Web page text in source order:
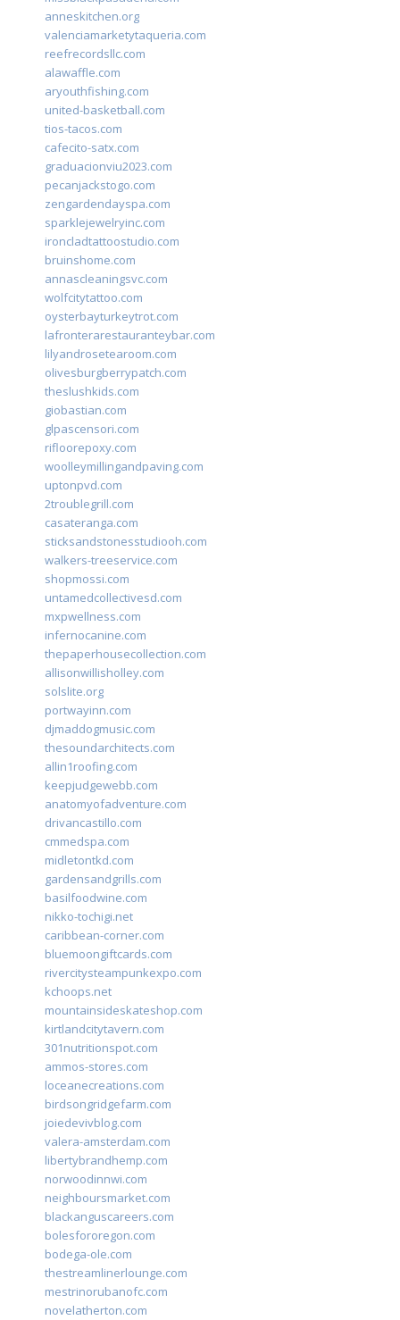
anneskitchen.org
valenciamarketytaqueria.com
reefrecordsllc.com
alawaffle.com
aryouthfishing.com
united-basketball.com
tios-tacos.com
cafecito-satx.com
graduacionviu2023.com
pecanjackstogo.com
zengardendayspa.com
sparklejewelryinc.com
ironcladtattoostudio.com
bruinshome.com
annascleaningsvc.com
wolfcitytattoo.com
oysterbayturkeytrot.com
lafronterarestauranteybar.com
lilyandrosetearoom.com
olivesburgberrypatch.com
theslushkids.com
giobastian.com
glpascensori.com
rifloorepoxy.com
woolleymillingandpaving.com
uptonpvd.com
2troublegrill.com
casateranga.com
sticksandstonesstudiooh.com
walkers-treeservice.com
shopmossi.com
untamedcollectivesd.com
mxpwellness.com
infernocanine.com
thepaperhousecollection.com
allisonwillisholley.com
solslite.org
portwayinn.com
djmaddogmusic.com
thesoundarchitects.com
allin1roofing.com
keepjudgewebb.com
anatomyofadventure.com
drivancastillo.com
cmmedspa.com
midletontkd.com
gardensandgrills.com
basilfoodwine.com
nikko-tochigi.net
caribbean-corner.com
bluemoongiftcards.com
rivercitysteampunkexpo.com
kchoops.net
mountainsideskateshop.com
kirtlandcitytavern.com
301nutritionspot.com
ammos-stores.com
loceanecreations.com
birdsongridgefarm.com
joiedevivblog.com
valera-amsterdam.com
libertybrandhemp.com
norwoodinnwi.com
neighboursmarket.com
blackanguscareers.com
bolesfororegon.com
bodega-ole.com
thestreamlinerlounge.com
mestrinorubanofc.com
novelatherton.com